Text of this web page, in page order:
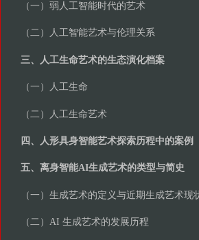
（一）弱人工智能时代的艺术
（二）人工智能艺术与伦理关系
三、人工生命艺术的生态演化档案
（一）人工生命
（二）人工生命艺术
四、人形具身智能艺术探索历程中的案例
五、离身智能AI生成艺术的类型与简史
（一）生成艺术的定义与近期生成艺术现
（二）AI 生成艺术的发展历程